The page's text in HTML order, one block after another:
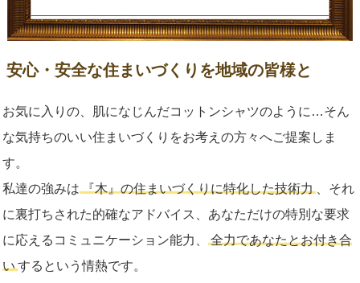
安心・安全な住まいづくりを地域の皆様と
お気に入りの、肌になじんだコットンシャツのように…そん
な気持ちのいい住まいづくりをお考えの方々へご提案しま
す。
私達の強みは 『木』の住まいづくりに特化した技術力
、それ
に裏打ちされた的確なアドバイス、あなただけの特別な要求
に応えるコミュニケーション能力、
全力であなたとお付き合
いするという情熱です。